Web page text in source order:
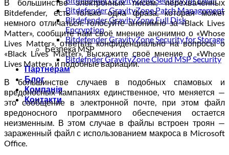
Bitdefender GravityZone Patch Management
Bitdefender GravityZone Full Disk
Encryption
Bitdefender GravityZone Security for Storage
Безпека MSP
Bitdefnder GravityZone Cloud MSP Security
Партнерам
Блог
Компанія
Контакти
В большинстве электронных писем, перехваченных
Bitdefender, есть только одна фраза, которая может
немного отличаться: голосуйте анонимно за «Black Lives
Matter», сообщите нам своё мнение анонимно о «Whose
Lives Matter», ответьте конфиденциально на вопросы о
«Black Lives Matter», выскажите своё мнение о «Whose
Lives Matter», и подобные вариации.
В большинстве случаев в подобных спамовых и
вредоносных кампаниях единственное, что меняется —
это сообщение в электронной почте, при этом файл
вредоносного программного обеспечения остается
неизменным. В этом случае в файлы встроен троян —
зараженный файл с использованием макроса в Microsoft
Office.